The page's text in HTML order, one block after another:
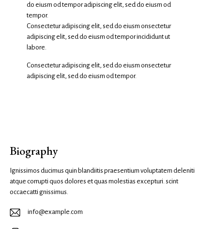
do eiusm od tempor adipiscing elit, sed do eiusm od
tempor.
Consectetur adipiscing elit, sed do eiusm onsectetur
adipiscing elit, sed do eiusm od tempor incididunt ut
labore.
Consectetur adipiscing elit, sed do eiusm onsectetur
adipiscing elit, sed do eiusm od tempor.
Biography
Ignissimos ducimus quin blandiitis praesentium voluptatem deleniti
atque corrupti quos dolores et quas molestias excepturi. scint
occaecatti gnissimus.
E-
info@example.com